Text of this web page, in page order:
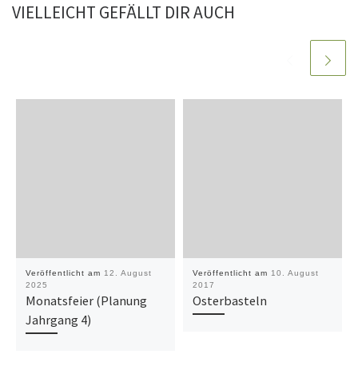
VIELLEICHT GEFÄLLT DIR AUCH
Veröffentlicht am 12. August
2025
Monatsfeier (Planung
Jahrgang 4)
Veröffentlicht am 10. August
2017
Osterbasteln